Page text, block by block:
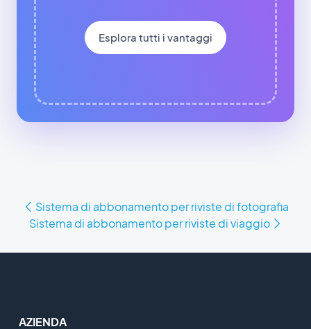
Esplora tutti i vantaggi
Sistema di abbonamento per riviste di fotografia
Sistema di abbonamento per riviste di viaggio
AZIENDA